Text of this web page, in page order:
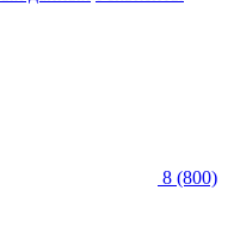
8 (800)